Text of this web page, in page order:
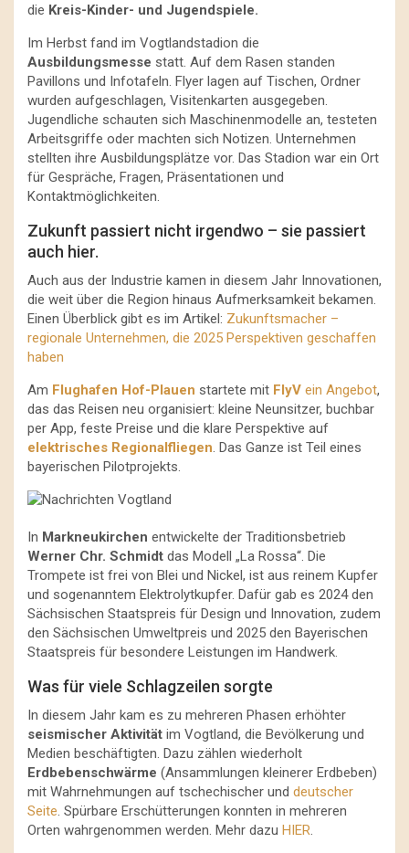
die Kreis-Kinder- und Jugendspiele.
Im Herbst fand im Vogtlandstadion die
Ausbildungsmesse statt. Auf dem Rasen standen
Pavillons und Infotafeln. Flyer lagen auf Tischen, Ordner
wurden aufgeschlagen, Visitenkarten ausgegeben.
Jugendliche schauten sich Maschinenmodelle an, testeten
Arbeitsgriffe oder machten sich Notizen. Unternehmen
stellten ihre Ausbildungsplätze vor. Das Stadion war ein Ort
für Gespräche, Fragen, Präsentationen und
Kontaktmöglichkeiten.
Zukunft passiert nicht irgendwo – sie passiert
auch hier.
Auch aus der Industrie kamen in diesem Jahr Innovationen,
die weit über die Region hinaus Aufmerksamkeit bekamen.
Einen Überblick gibt es im Artikel: Zukunftsmacher –
regionale Unternehmen, die 2025 Perspektiven geschaffen
haben
Am Flughafen Hof-Plauen startete mit FlyV ein Angebot,
das das Reisen neu organisiert: kleine Neunsitzer, buchbar
per App, feste Preise und die klare Perspektive auf
elektrisches Regionalfliegen. Das Ganze ist Teil eines
bayerischen Pilotprojekts.
In Markneukirchen entwickelte der Traditionsbetrieb
Werner Chr. Schmidt das Modell „La Rossa“. Die
Trompete ist frei von Blei und Nickel, ist aus reinem Kupfer
und sogenanntem Elektrolytkupfer. Dafür gab es 2024 den
Sächsischen Staatspreis für Design und Innovation, zudem
den Sächsischen Umweltpreis und 2025 den Bayerischen
Staatspreis für besondere Leistungen im Handwerk.
Was für viele Schlagzeilen sorgte
In diesem Jahr kam es zu mehreren Phasen erhöhter
seismischer Aktivität im Vogtland, die Bevölkerung und
Medien beschäftigten. Dazu zählen wiederholt
Erdbebenschwärme (Ansammlungen kleinerer Erdbeben)
mit Wahrnehmungen auf tschechischer und deutscher
Seite. Spürbare Erschütterungen konnten in mehreren
Orten wahrgenommen werden. Mehr dazu HIER.